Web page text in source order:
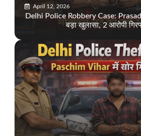
April 12, 2026
Delhi Police Robbery Case:
बड़ा खुलासा, 2 आरोपी